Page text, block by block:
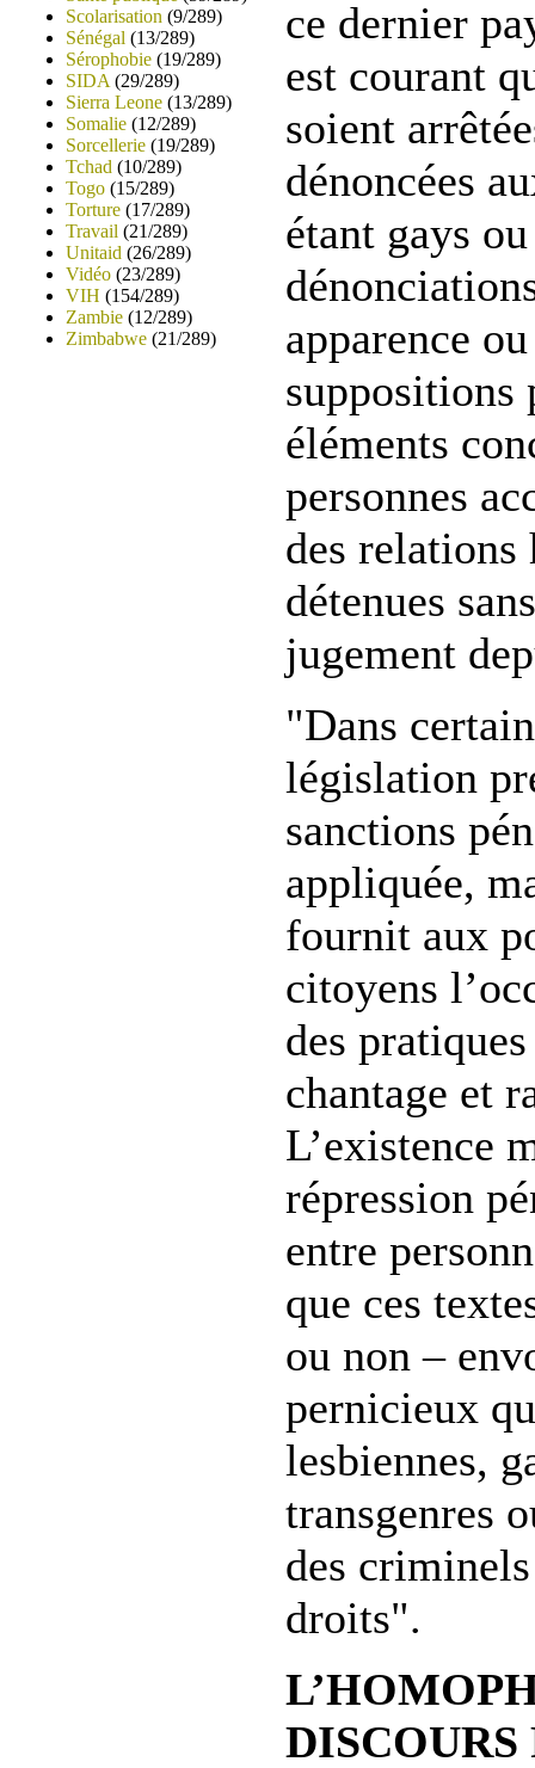
Scolarisation (9/289)
Sénégal (13/289)
Sérophobie (19/289)
SIDA (29/289)
Sierra Leone (13/289)
Somalie (12/289)
Sorcellerie (19/289)
Tchad (10/289)
Togo (15/289)
Torture (17/289)
Travail (21/289)
Unitaid (26/289)
Vidéo (23/289)
VIH (154/289)
Zambie (12/289)
Zimbabwe (21/289)
ce dernier
est courant
soient
dénoncées
étant gays
apparence
suppositions
éléments
personnes
des relations
détenues
jugement
"Dans
législation
sanctions
appliquée,
fournit aux
citoyens
des
chantage et
L’existence
répression
entre
que ces
ou non –
pernicieux
lesbiennes,
transgenres
des
droits".